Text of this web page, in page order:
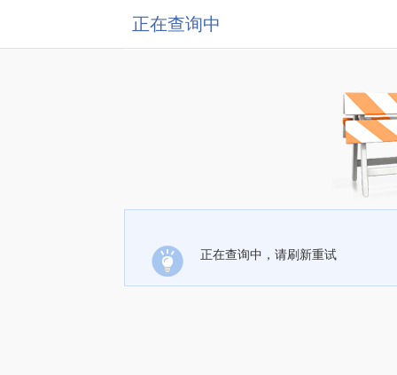
正在查询中
正在查询中，请刷新重试